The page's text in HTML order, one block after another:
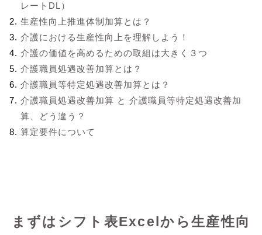
レートDL）
生産性向上推進体制加算とは？
介護における生産性向上を理解しよう！
介護の価値を高めるための取組は大きく３つ
介護職員処遇改善加算とは？
介護職員等特定処遇改善加算とは？
介護職員処遇改善加算 と 介護職員等特定処遇改善加
算、どう違う？
算定要件について
まずはシフト表Excelから生産性向